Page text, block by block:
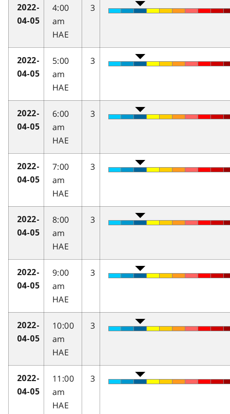
2022-
04-05
4:00
am
HAE
3
2022-
04-05
5:00
am
HAE
3
2022-
04-05
6:00
am
HAE
3
2022-
04-05
7:00
am
HAE
3
2022-
04-05
8:00
am
HAE
3
2022-
04-05
9:00
am
HAE
3
2022-
04-05
10:00
am
HAE
3
2022-
04-05
11:00
am
HAE
3